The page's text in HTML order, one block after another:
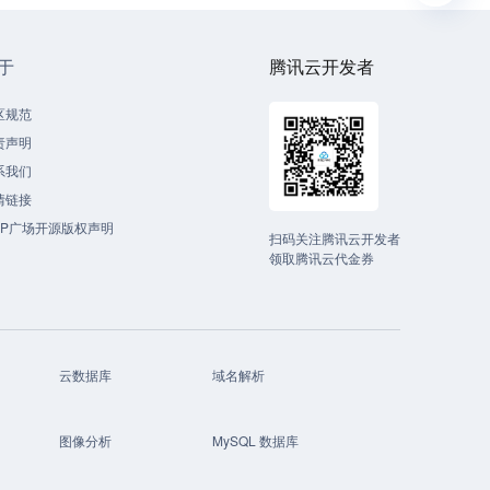
规范
声明
我们
链接
广场开源版权声明
腾讯云开发者
扫码关注腾讯云开发者
领取腾讯云代金券
云数据库 域名解析
图像分析 MySQL 数据库